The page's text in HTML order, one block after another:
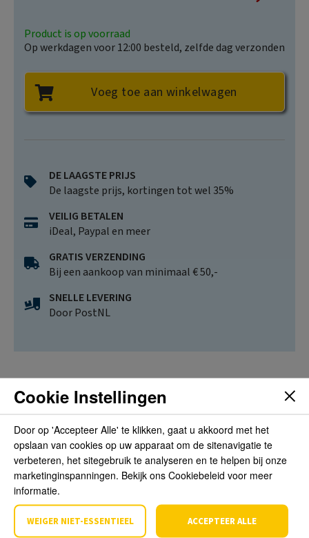
Product is op voorraad
Op werkdagen voor 12:00 besteld, zelfde dag verzonden
Voeg toe aan winkelwagen
DE LAAGSTE PRIJS
De laagste prijs, kortingen tot wel 35%
VEILIG BETALEN
iDeal, Paypal en meer
GRATIS VERZENDING
Bij een aankoop van minimaal € 50,-
SNELLE LEVERING
Door PostNL
Beoordelingen
Schrijf de eerste review over dit product
Schrijf een beoordeling
Cookie Instellingen
Door op 'Accepteer Alle' te klikken, gaat u akkoord met het
opslaan van cookies op uw apparaat om de sitenavigatie te
verbeteren, het sitegebruik te analyseren en te helpen bij onze
marketinginspanningen. Bekijk ons Cookiebeleid voor meer
informatie.
WEIGER NIET-ESSENTIEEL ACCEPTEER ALLE